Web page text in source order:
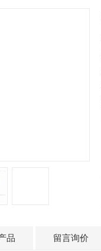
品 留言询价